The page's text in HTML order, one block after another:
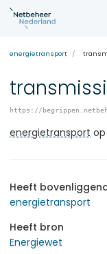
energietransport
https://
energietransport
Heeft
energietransport
Heeft bron
Energiewet